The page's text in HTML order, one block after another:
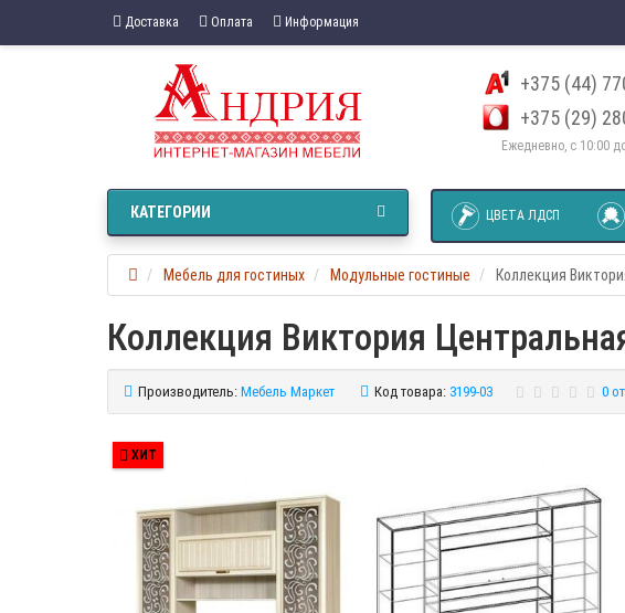
Доставка Оплата Информация
+375 (44)
+375 (29)
Ежедневно, с 10:00
ЦВЕТА ЛДСП
КАТЕГОРИИ
Мебель для гостиных Модульные гостиные Коллекция
Коллекция Виктория
Производитель: Мебель Маркет Код товара: 3199-03 0
ХИТ